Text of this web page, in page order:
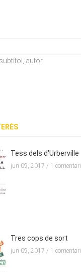
autor
Tess dels d'Urberville
jun 09, 2017 / 1 comentari
Tres cops de sort
jun 09, 2017 / 1 comentari